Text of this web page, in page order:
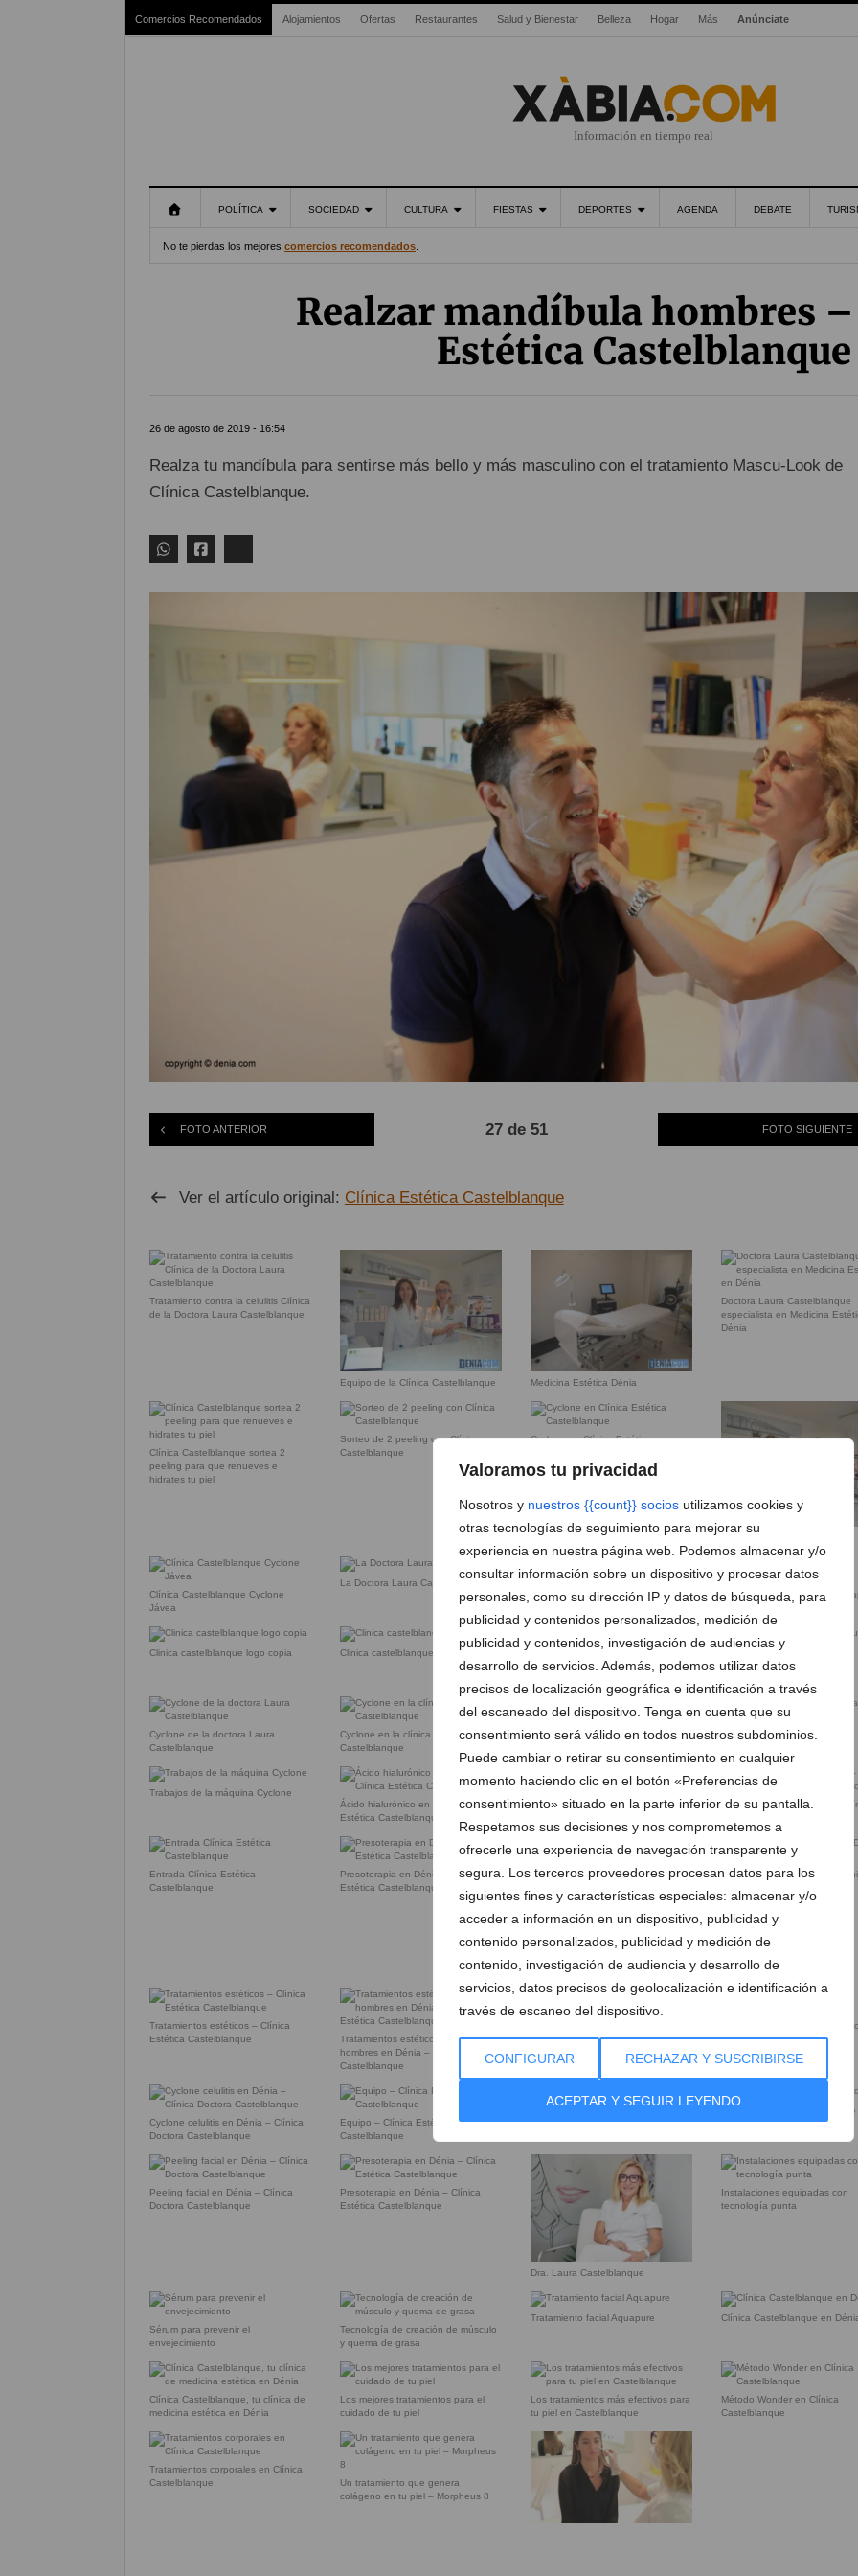
Valoramos tu privacidad
Nosotros y nuestros {{count}} socios utilizamos cookies y
otras tecnologías de seguimiento para mejorar su
experiencia en nuestra página web. Podemos almacenar y/o
consultar información sobre un dispositivo y procesar datos
personales, como su dirección IP y datos de búsqueda, para
publicidad y contenidos personalizados, medición de
publicidad y contenidos, investigación de audiencias y
desarrollo de servicios. Además, podemos utilizar datos
precisos de localización geográfica e identificación a través
del escaneado del dispositivo. Tenga en cuenta que su
consentimiento será válido en todos nuestros subdominios.
Puede cambiar o retirar su consentimiento en cualquier
momento haciendo clic en el botón «Preferencias de
consentimiento» situado en la parte inferior de su pantalla.
Respetamos sus decisiones y nos comprometemos a
ofrecerle una experiencia de navegación transparente y
segura. Los terceros proveedores procesan datos para los
siguientes fines y características especiales: almacenar y/o
acceder a información en un dispositivo, publicidad y
contenido personalizados, publicidad y medición de
contenido, investigación de audiencia y desarrollo de
servicios, datos precisos de geolocalización e identificación a
través de escaneo del dispositivo.
CONFIGURAR RECHAZAR Y SUSCRIBIRSE
ACEPTAR Y SEGUIR LEYENDO
Comercios Recomendados Alojamientos Ofertas Restaurantes Salud y Bienestar Belleza Hogar Más Anúnciate
Información en tiempo real
POLÍTICA SOCIEDAD CULTURA FIESTAS DEPORTES AGENDA DEBATE
No te pierdas los mejores comercios recomendados
Realzar mandíbula hombres
Estética Castelblanque
26 de agosto de 2019 - 16:54
Realza tu mandíbula para sentirse más bello y más masculino con el tratamiento Mascu-Look de
Clínica Castelblanque.
FOTO ANTERIOR 27 de 51 FOTO SIGUIENTE
Ver el artículo original: Clínica Estética Castelblanque
Tratamiento contra la celulitis Clínica
de la Doctora Laura Castelblanque
Equipo de la Clínica Castelblanque Medicina Estética Dénia
Doctora Laura Castelblanque
especialista en Medicina
Dénia
Clínica Castelblanque sortea 2
peeling para que renueves e
hidrates tu piel
Sorteo de 2 peeling con Clínica
Castelblanque
Cyclone en Clínica Estética
Clínica Castelblanque Cyclone
Jávea
La Doctora Laura Castelblanque
Clínica de la Doctora
Clinica castelblanque logo copia
Clinica castelblanque
Consulta de la doctora
Consulta de la Doctora Laura
Cyclone de la doctora Laura
Castelblanque
Cyclone en la clínica de Laura
Castelblanque
Entrada a la clínica de la Doctora
Equipo de la doctora Laura
Trabajos de la máquina Cyclone
Ácido hialurónico en Dénia – Clínica
Estética Castelblanque
Siente la belleza – Clínica Estética
Dra Castelblanque Dénia –
Entrada Clínica Estética
Castelblanque
Presoterapia en Dénia – Clínica
Estética Castelblanque
Clínica Estética Castelblanque
Tratamientos capilares en
Tratamientos estéticos – Clínica
Estética Castelblanque
Tratamientos estéticos para
hombres en Dénia – Clínica Estética
Castelblanque
Estética Castelblanque
Botox en Dénia – Clínica
Castelblanque
Cyclone celulitis en Dénia – Clínica
Doctora Castelblanque
Equipo – Clínica Estética
Castelblanque
Láser facial – Clínica Doctora
Clínica Estética Castelblanque
Peeling facial en Dénia – Clínica
Doctora Castelblanque
Presoterapia en Dénia – Clínica
Estética Castelblanque
Dra. Laura Castelblanque
Instalaciones equipadas con
tecnología punta
Sérum para prevenir el
envejecimiento
Tecnología de creación de músculo
y quema de grasa
Tratamiento facial Aquapure Clínica Castelblanque en
Clínica Castelblanque, tu clínica de
medicina estética en Dénia
Los mejores tratamientos para el
cuidado de tu piel
Los tratamientos más efectivos para
tu piel en Castelblanque
Método Wonder en Clínica
Castelblanque
Tratamientos corporales en Clínica
Castelblanque
Un tratamiento que genera
colágeno en tu piel – Morpheus 8